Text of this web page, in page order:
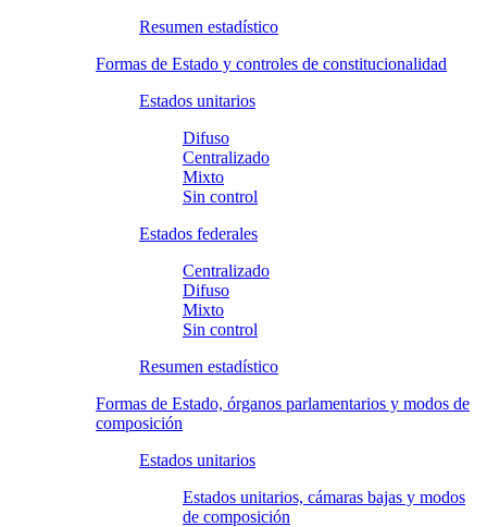
Resumen estadístico
Formas de Estado y controles de constitucionalidad
Estados unitarios
Difuso
Centralizado
Mixto
Sin control
Estados federales
Centralizado
Difuso
Mixto
Sin control
Resumen estadístico
Formas de Estado, órganos parlamentarios y modos de
composición
Estados unitarios
Estados unitarios, cámaras bajas y modos
de composición